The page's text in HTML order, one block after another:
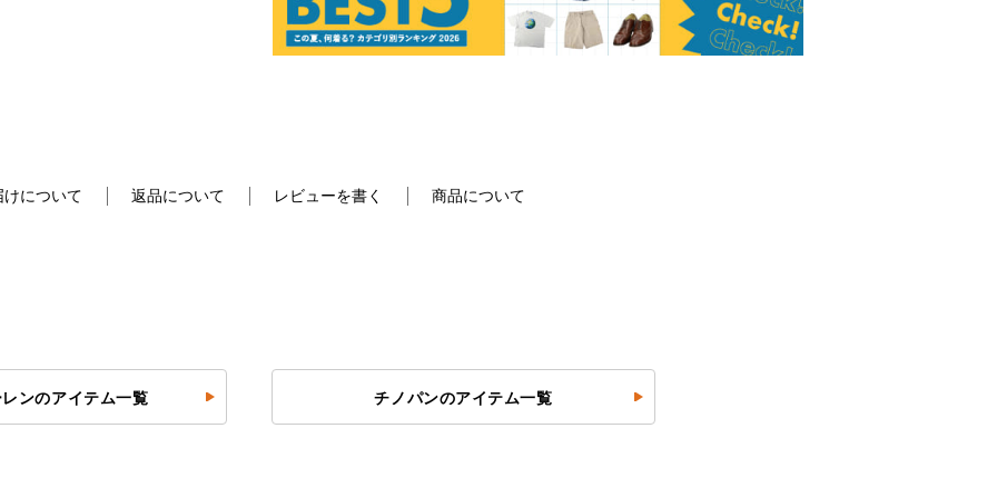
けについて 返品について レビューを書く 商品について
ンのアイテム一覧 チノパンのアイテム一覧